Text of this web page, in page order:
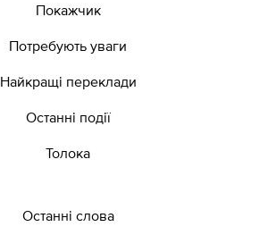
Покажчик
Потребують уваги
Найкращі переклади
Останні події
Толока
Останні слова